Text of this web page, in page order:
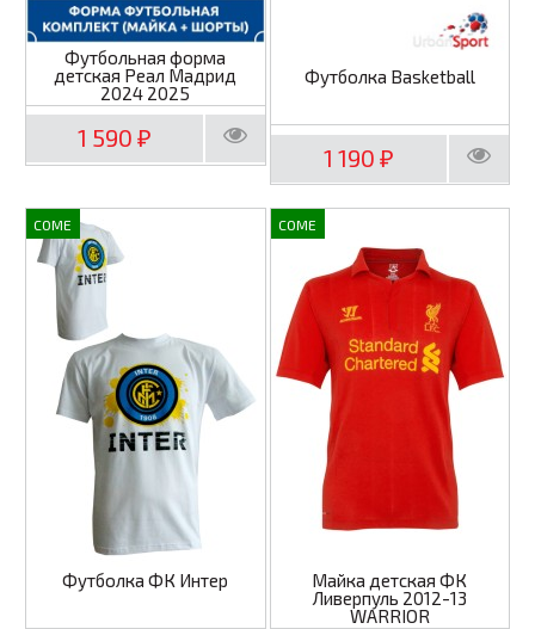
Футбольная форма
детская Реал Мадрид
2024 2025
1 590 ₽
Футболка Basketball
1 190 ₽
COME
Футболка ФК Интер
COME
Майка детская ФК
Ливерпуль 2012-13
WARRIOR